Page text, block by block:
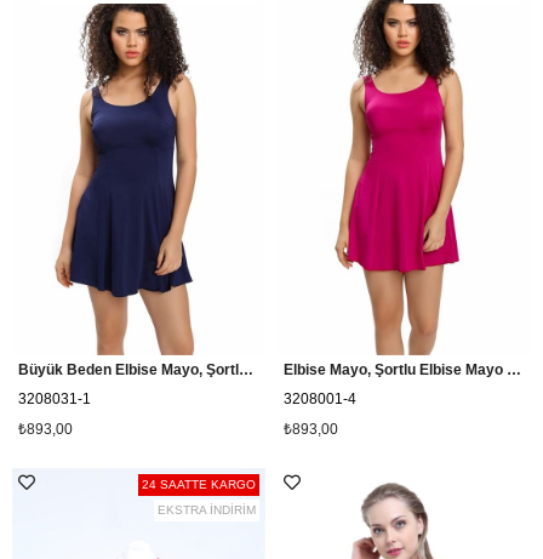
Büyük Beden Elbise Mayo, Şortlu Etekli Mayo Cesa 3208031 Lacivert
3208031-1
₺893,00
Elbise Mayo, Şortlu Elbise Mayo Cesa 3208001 Fuşya
3208001-4
₺893,00
24 SAATTE KARGO
EKSTRA İNDİRİM